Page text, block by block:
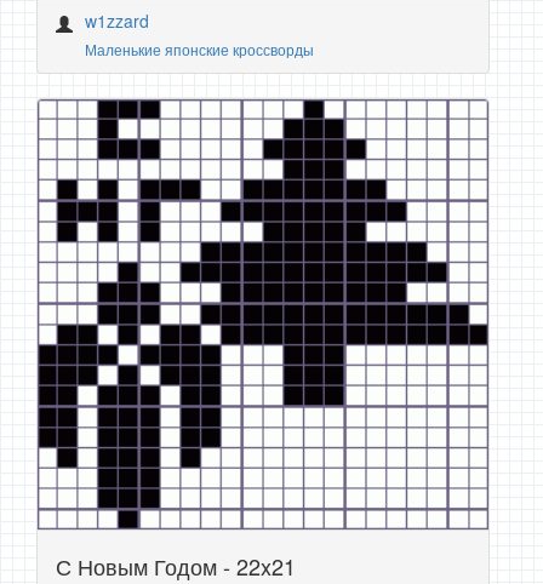
w1zzard
Маленькие японские кроссворды
С Новым Годом - 22x21